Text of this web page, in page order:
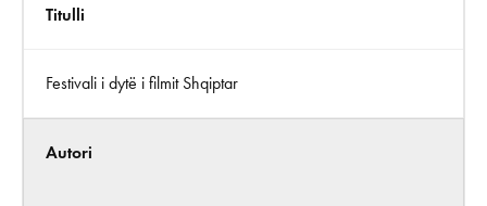
Titulli
Festivali i dytë i filmit Shqiptar
Autori